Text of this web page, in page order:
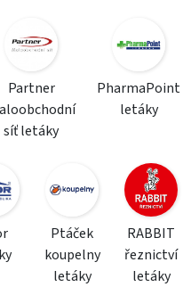
Partner
síť letáky
PharmaPoint
letáky
Ptáček
koupelny
letáky
RABBIT
řeznictví
letáky